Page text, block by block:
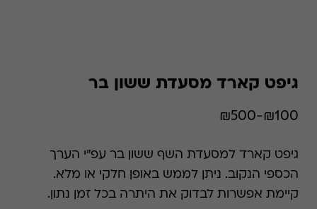
גיפט קארד מסעדת ששון בר
₪100-₪500
גיפט קארד למסעדת השף ששון בר עפ"י הערך
הכספי הנקוב. ניתן לממש באופן חלקי או מלא.
קיימת אפשרות לבדוק את היתרה בכל זמן נתון.